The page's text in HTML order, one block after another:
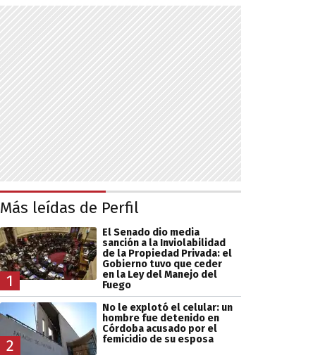
Más leídas de Perfil
1
El Senado dio media
sanción a la Inviolabilidad
de la Propiedad Privada: el
Gobierno tuvo que ceder
en la Ley del Manejo del
Fuego
2
No le explotó el celular: un
hombre fue detenido en
Córdoba acusado por el
femicidio de su esposa